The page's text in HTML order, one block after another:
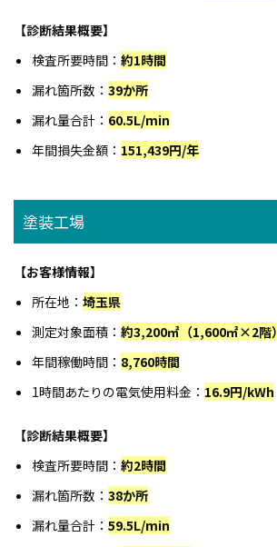
【診断結果概要】
検査所要時間： 約1時間
漏れ箇所数： 39か所
漏れ量合計： 60.5L/min
年間損失金額： 151,439円/年
塗装工場
【お客様情報】
所在地： 埼玉県
測定対象面積： 約3,200㎡（1,600㎡×2階）
年間稼働時間： 8,760時間
1時間あたりの電気使用料金： 16.9円/kWh
【診断結果概要】
検査所要時間： 約2時間
漏れ箇所数： 38か所
漏れ量合計： 59.5L/min